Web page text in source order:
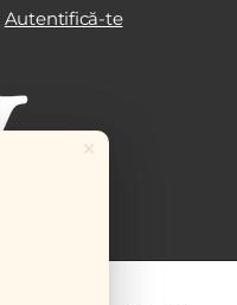
Autentifică-te
×